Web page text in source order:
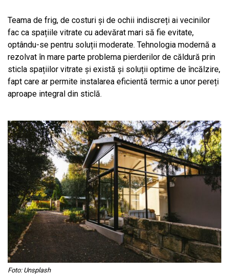
Teama de frig, de costuri și de ochii indiscreți ai vecinilor
fac ca spațiile vitrate cu adevărat mari să fie evitate,
optându-se pentru soluții moderate. Tehnologia modernă a
rezolvat în mare parte problema pierderilor de căldură prin
sticla spațiilor vitrate și există și soluții optime de încălzire,
fapt care ar permite instalarea eficientă termic a unor pereți
aproape integral din sticlă.
Foto: Unsplash